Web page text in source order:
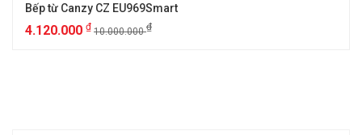
Bếp từ Canzy CZ EU969Smart
4.120.000 ₫ 10.000.000₫